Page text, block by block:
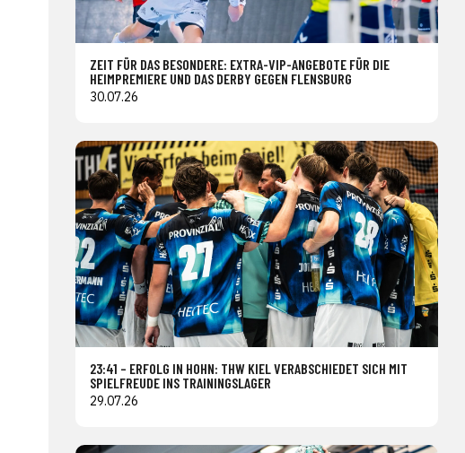
ZEIT FÜR DAS BESONDERE: EXTRA-VIP-ANGEBOTE FÜR DIE
HEIMPREMIERE UND DAS DERBY GEGEN FLENSBURG
30.07.26
23:41 – ERFOLG IN HOHN: THW KIEL VERABSCHIEDET SICH MIT
SPIELFREUDE INS TRAININGSLAGER
29.07.26